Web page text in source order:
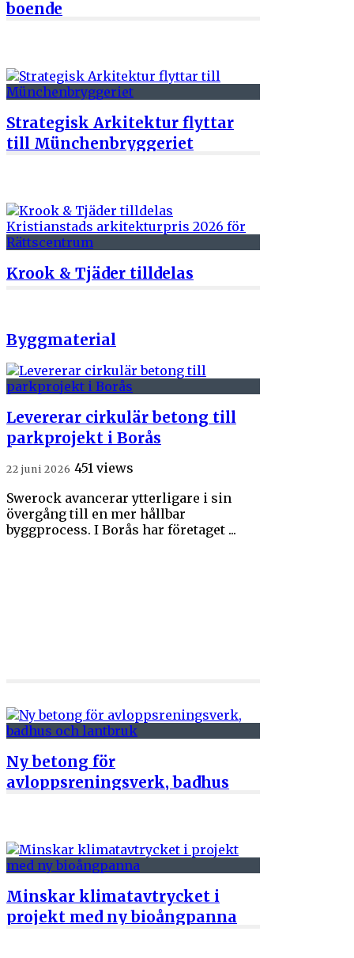
boende
Strategisk Arkitektur flyttar
till Münchenbryggeriet
Krook & Tjäder tilldelas
19 maj 2026
Byggmaterial
Levererar cirkulär betong till
parkprojekt i Borås
22 juni 2026 451 views
Swerock avancerar ytterligare i sin
övergång till en mer hållbar
byggprocess. I Borås har företaget ...
Ny betong för
avloppsreningsverk, badhus
Minskar klimatavtrycket i
projekt med ny bioångpanna